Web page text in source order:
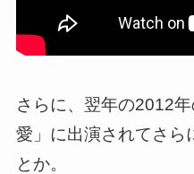
さらに、翌年の2012
愛」に出演されてさら
とか。